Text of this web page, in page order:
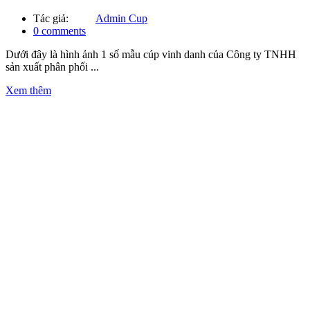
Tác giả:
Admin Cup
0 comments
Dưới đây là hình ảnh 1 số mẫu cúp vinh danh của Công ty TNHH
sản xuất phân phối ...
Xem thêm